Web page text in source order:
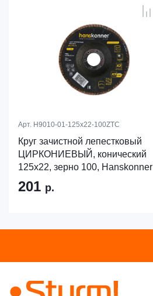
Арт. H9010-01-125x22-100ZTC
Круг зачистной лепестковый
ЦИРКОНИЕВЫЙ, конический
125х22, зерно 100, Hanskonner
201 р.